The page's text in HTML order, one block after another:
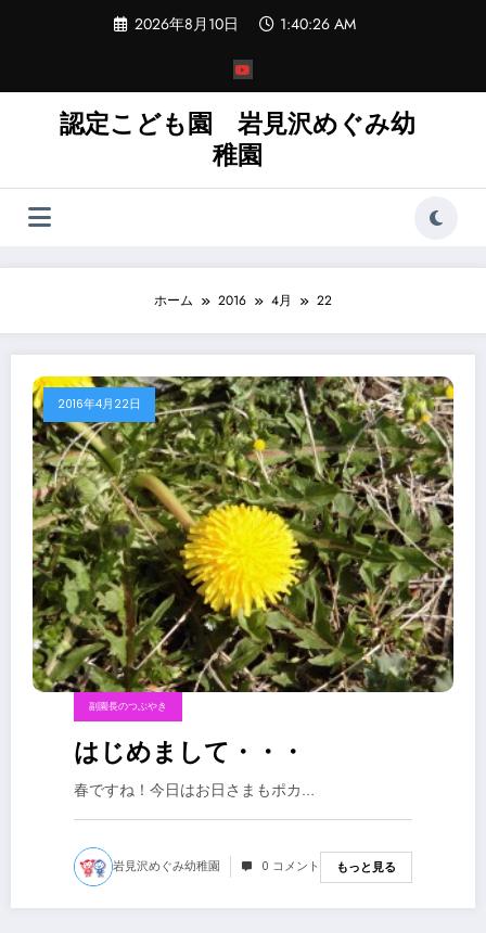
ツ
プ
2026年8月10日 1:40:26 AM
認定こども園 岩見沢めぐみ幼
稚園
ホーム 2016 4月 22
2016年4月22日
副園長のつぶやき
はじめまして・・・
春ですね！今日はお日さまもポカ…
岩見沢めぐみ幼稚園 0 コメント もっと見る